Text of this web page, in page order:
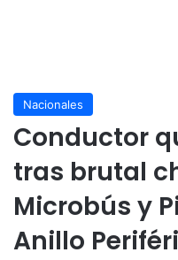
Nacionales
Conductor
tras brutal
Microbús y
Anillo